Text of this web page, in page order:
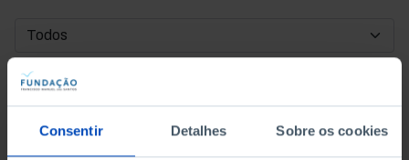
Consentir Detalhes Sobre os cookies
DATA DE INÍCIO
DATA DE FIM